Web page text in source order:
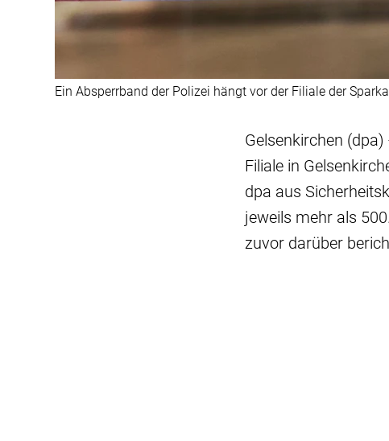
Ein Absperrband der Polizei hängt vor der Filiale der
Gelsenkirchen
Filiale in
dpa aus
jeweils mehr als
zuvor darüber